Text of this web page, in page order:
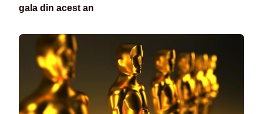
gala din acest an